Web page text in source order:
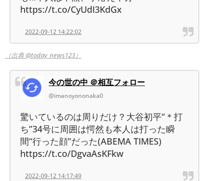
https://t.co/CyUdI3KdGx
2022-09-12 14:22:02
（出典 @today_news123）
今の世の中 ＠相互フォロー
@imanoyononaka0
驚いているのは周りだけ？大谷初平“＊打
ち”34号に周囲は愕然も本人は打った瞬
間“行った顔”だった(ABEMA TIMES)
https://t.co/DgvaAsKFkw
2022-09-12 14:17:49